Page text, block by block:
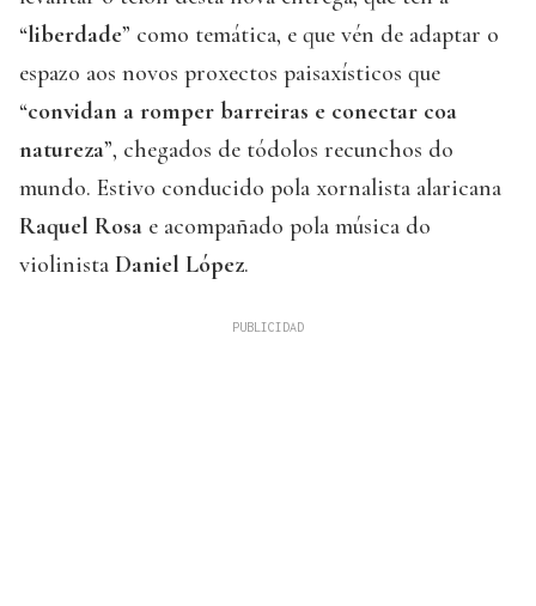
“liberdade” como temática, e que vén de adaptar o
espazo aos novos proxectos paisaxísticos que
“convidan a romper barreiras e conectar coa
natureza”, chegados de tódolos recunchos do
mundo. Estivo conducido pola xornalista alaricana
Raquel Rosa e acompañado pola música do
violinista Daniel López.